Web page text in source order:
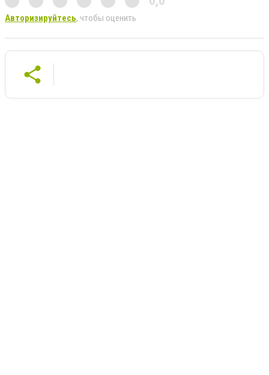
Авторизируйтесь, чтобы оценить